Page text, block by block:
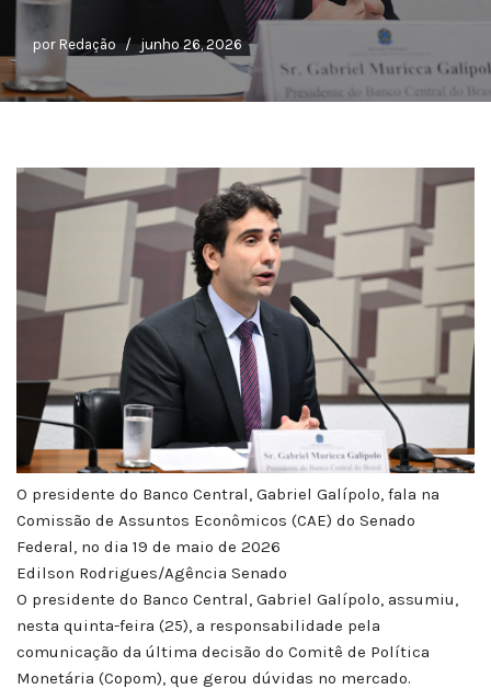
por Redação junho 26, 2026
O presidente do Banco Central, Gabriel Galípolo, fala na
Comissão de Assuntos Econômicos (CAE) do Senado
Federal, no dia 19 de maio de 2026
Edilson Rodrigues/Agência Senado
O presidente do Banco Central, Gabriel Galípolo, assumiu,
nesta quinta-feira (25), a responsabilidade pela
comunicação da última decisão do Comitê de Política
Monetária (Copom), que gerou dúvidas no mercado.